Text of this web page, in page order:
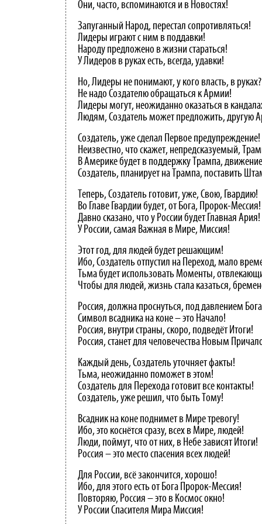
Они, часто, вспоминаются и в Новостях!
Запуганный Народ, перестал сопротивляться!
Лидеры играют с ним в поддавки!
Народу предложено в жизни стараться!
У Лидеров в руках есть, всегда, удавки!
Но, Лидеры не понимают, у кого власть, в руках?
Не надо Создателю обращаться к Армии!
Лидеры могут, неожиданно оказаться в
Людям, Создатель может предложить, другую
Создатель, уже сделал Первое предупреждение!
Неизвестно, что скажет, непредсказуемый,
В Америке будет в поддержку Трампа,
Создатель, планирует на Трампа, поставить
Теперь, Создатель готовит, уже, Свою, Гвардию!
Во Главе Гвардии будет, от Бога, Пророк-Мессия!
Давно сказано, что у России будет Главная Ария!
У России, самая Важная в Мире, Миссия!
Этот год, для людей будет решающим!
Ибо, Создатель отпустил на Переход, мало
Тьма будет использовать Моменты,
Чтобы для людей, жизнь стала казаться,
Россия, должна проснуться, под давлением
Символ всадника на коне – это Начало!
Россия, внутри страны, скоро, подведёт Итоги!
Россия, станет для человечества Новым
Каждый день, Создатель уточняет факты!
Тьма, неожиданно поможет в этом!
Создатель для Перехода готовит все контакты!
Создатель, уже решил, что быть Тому!
Всадник на коне поднимет в Мире тревогу!
Ибо, это коснётся сразу, всех в Мире, людей!
Люди, поймут, что от них, в Небе зависят Итоги!
Россия – это место спасения всех людей!
Для России, всё закончится, хорошо!
Ибо, для этого есть от Бога Пророк-Мессия!
Повторяю, Россия – это в Космос окно!
У России Спасителя Мира Миссия!